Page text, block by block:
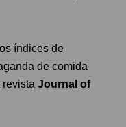
índices de
de comida
Journal of